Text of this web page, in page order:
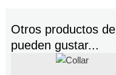
Otros productos de
pueden gustar...